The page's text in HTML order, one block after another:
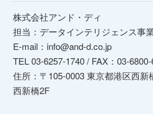
株式会社アンド・ディ
担当：データインテリジェンス
E-mail：info@and-d.co.jp
TEL 03-6257-1740 / FAX：03-6800-
住所：〒105-0003 東京都港区西
西新橋2F